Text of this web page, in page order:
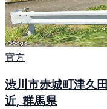
官方
渋川市赤城町津久
近, 群馬県